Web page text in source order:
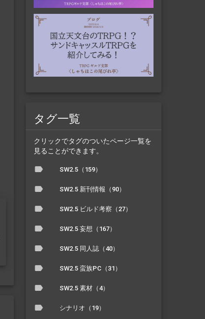
タグ一覧
クリックでタグのついたページ一覧を
見ることができます。
SW2.5（159）
SW2.5 新刊情報（90）
SW2.5 ビルド考察（27）
SW2.5 妄想（167）
SW2.5 同人誌（40）
SW2.5 蛮族PC（31）
SW2.5 素材（4）
シナリオ（19）